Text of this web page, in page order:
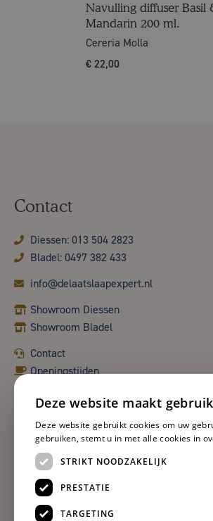
Navulling diffuser Basil
Mandarin 200 ml.
Cereria Molla
€ 22,00
Contact
Diessen: 013 504 2823
Bladel: 0497 382 433
info@delaatslaapexpert.nl
Showroom Diessen
Showroom Bladel
Contact
Openingstijden
Deze website maakt
Deze website gebruikt cookies om uw
gebruiken, stemt u in met alle cookies in
STRIKT NOODZAKELIJK
PRESTATIE
TARGETING